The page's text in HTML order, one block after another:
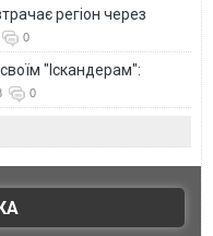
регіон через
0
"Іскандерам":
0